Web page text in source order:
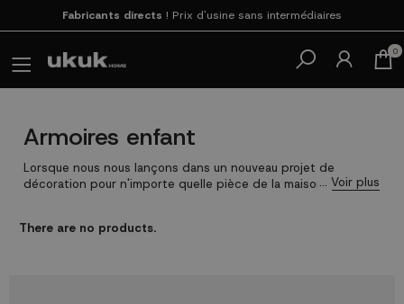
Fabricants directs ! Prix d'usine sans intermédiaires
0
Armoires enfant
Lorsque nous nous lançons dans un nouveau projet de
décoration pour n'importe quelle pièce de la maison, nous
que nous ferons de la pièce, la personnalité et les goûts de la
There are no products.